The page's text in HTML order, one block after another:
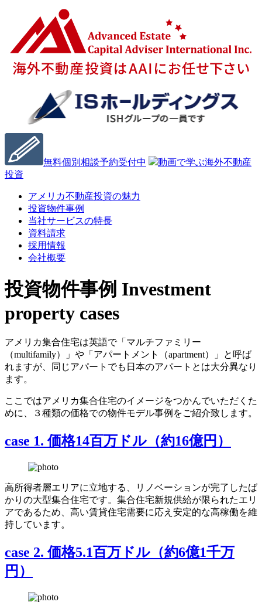
無料個別相談予約受付中
動画で学ぶ海外不動産
投資
アメリカ不動産投資の魅力
投資物件事例
当社サービスの特長
資料請求
採用情報
会社概要
投資物件事例 Investment
property cases
アメリカ集合住宅は英語で「マルチファミリー
（multifamily）」や「アパートメント（apartment）」と呼ば
れますが、同じアパートでも日本のアパートとは大分異なり
ます。
ここではアメリカ集合住宅のイメージをつかんでいただくた
めに、３種類の価格での物件モデル事例をご紹介致します。
case 1. 価格14百万ドル（約16億円）
高所得者層エリアに立地する、リノベーションが完了したば
かりの大型集合住宅です。集合住宅新規供給が限られたエリ
アであるため、高い賃貸住宅需要に応え安定的な高稼働を維
持しています。
case 2. 価格5.1百万ドル（約6億1千万
円）